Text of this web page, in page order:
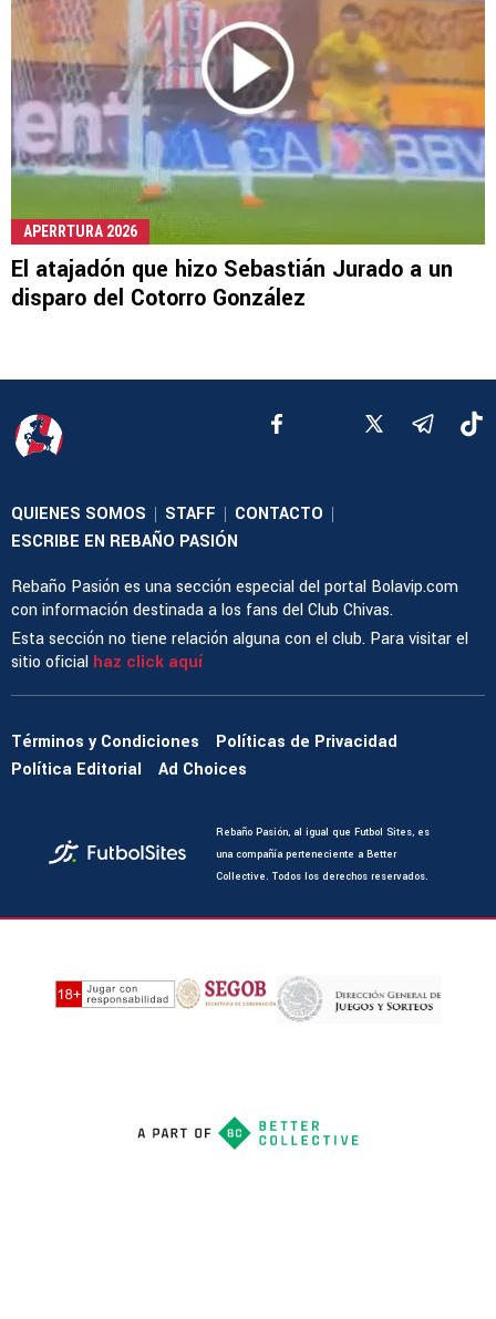
APERRTURA 2026
El atajadón que hizo Sebastián Jurado a un
disparo del Cotorro González
QUIENES SOMOS | STAFF | CONTACTO |
ESCRIBE EN REBAÑO PASIÓN
Rebaño Pasión es una sección especial del portal Bolavip.com
con información destinada a los fans del Club Chivas.
Esta sección no tiene relación alguna con el club. Para visitar el
sitio oficial haz click aquí
Términos y Condiciones
Políticas de Privacidad
Política Editorial
Ad Choices
Rebaño Pasión, al igual que Futbol Sites, es
una compañía perteneciente a Better
Collective. Todos los derechos reservados.